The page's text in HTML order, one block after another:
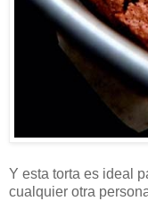
Y esta torta es ideal
cualquier otra